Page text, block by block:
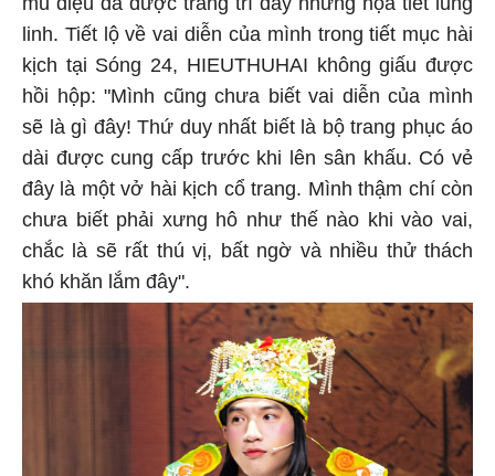
linh. Tiết lộ về vai diễn của mình trong tiết mục hài
kịch tại Sóng 24, HIEUTHUHAI không giấu được
hồi hộp: "Mình cũng chưa biết vai diễn của mình
sẽ là gì đây! Thứ duy nhất biết là bộ trang phục áo
dài được cung cấp trước khi lên sân khấu. Có vẻ
đây là một vở hài kịch cổ trang. Mình thậm chí còn
chưa biết phải xưng hô như thế nào khi vào vai,
chắc là sẽ rất thú vị, bất ngờ và nhiều thử thách
khó khăn lắm đây".